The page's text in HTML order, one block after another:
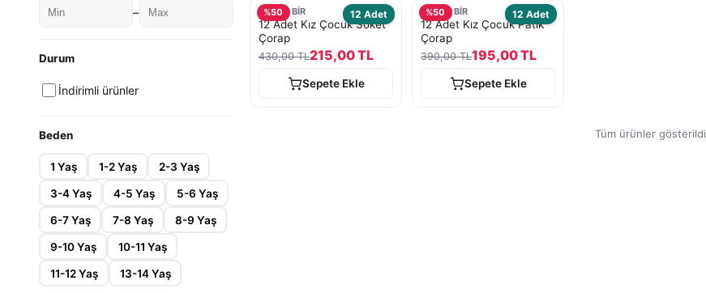
–
Durum
İndirimli ürünler
Beden
1 Yaş 1-2 Yaş 2-3 Yaş
3-4 Yaş 4-5 Yaş 5-6 Yaş
6-7 Yaş 7-8 Yaş 8-9 Yaş
9-10 Yaş 10-11 Yaş
11-12 Yaş 13-14 Yaş
%50 12 Adet
TURKOBİR
12 Adet Kız Çocuk Soket
Çorap
430,00 TL215,00 TL
Sepete Ekle
%50 12 Adet
TURKOBİR
12 Adet Kız Çocuk Patik
Çorap
390,00 TL195,00 TL
Sepete Ekle
Tüm ürünler gösterildi